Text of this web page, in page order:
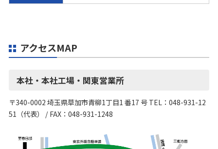
アクセスMAP
本社・本社工場・関東営業所
〒340-0002 埼玉県草加市青柳1丁目1 番17 号 TEL：048-931-12
51（代表） / FAX：048-931-1248